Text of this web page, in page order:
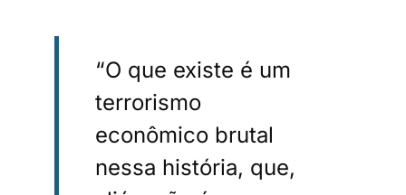
“O que existe é um
terrorismo
econômico brutal
nessa história, que,